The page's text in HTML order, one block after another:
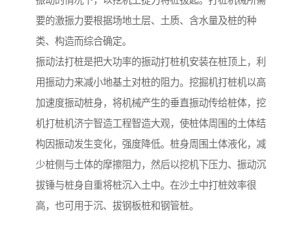
要的激振力要根据场地土层、土质、含水量及桩的种
类、构造而综合确定。
振动法打桩是把大功率的振动打桩机安装在桩顶上，利
用振动力来减小地基土对桩的阻力。挖掘机打桩机以高
加速度振动桩身，将机械产生的垂直振动传给桩体，挖
机打桩机济宁智造工程智造大观，使桩体周围的土体结
构因振动发生变化，强度降低。桩身周围土体液化，减
少桩侧与土体的摩擦阻力，然后以挖机下压力、振动沉
拔锤与桩身自重将桩沉入土中。在沙土中打桩效率很
高，也可用于沉、拔钢板桩和钢管桩。